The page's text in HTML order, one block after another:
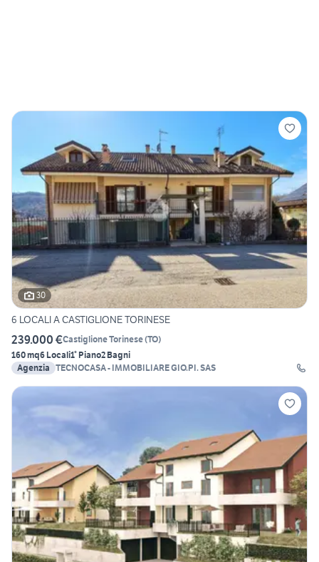
30
6 LOCALI A CASTIGLIONE TORINESE
239.000 €Castiglione Torinese(TO)
160 mq6 Locali1° Piano2 Bagni
Agenzia TECNOCASA - IMMOBILIARE GIO.PI. SAS